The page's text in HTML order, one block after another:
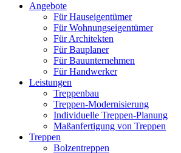
Angebote
Für Hauseigentümer
Für Wohnungseigentümer
Für Architekten
Für Bauplaner
Für Bauunternehmen
Für Handwerker
Leistungen
Treppenbau
Treppen-Modernisierung
Individuelle Treppen-Planung
Maßanfertigung von Treppen
Treppen
Bolzentreppen